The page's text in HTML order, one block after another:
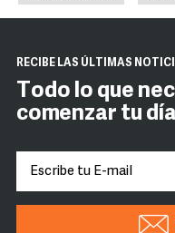
RECIBE LAS ÚLTIMAS
Todo lo que
comenzar tu día